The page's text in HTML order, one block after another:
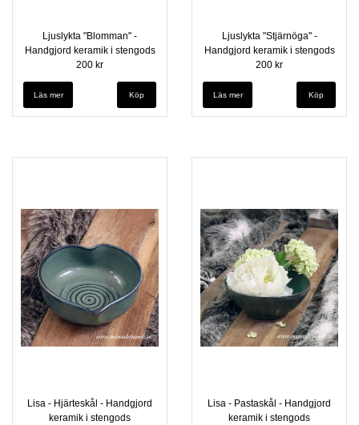
Ljuslykta "Blomman" -
Handgjord keramik i stengods
200 kr
Läs mer
Ljuslykta "Stjärnöga" -
Handgjord keramik i stengods
200 kr
Läs mer
Lisa - Hjärteskål - Handgjord
keramik i stengods
Lisa - Pastaskål - Handgjord
keramik i stengods